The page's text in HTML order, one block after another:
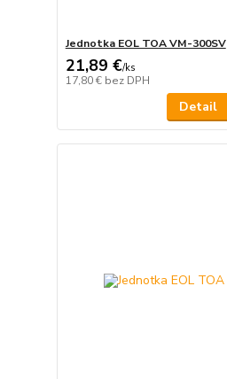
Jednotka EOL TOA VM-300SV
21,89 €/ks
17,80 € bez DPH
Detail